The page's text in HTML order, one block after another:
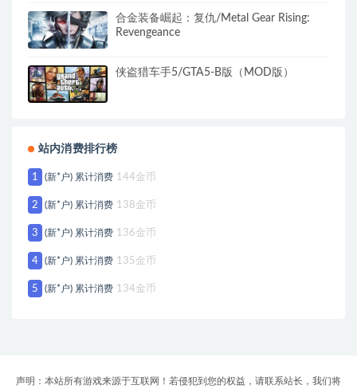
合金装备崛起：复仇/Metal Gear Rising:
Revengeance
侠盗猎车手5/GTA5-B版（MOD版）
站内消费排行榜
1 (新*户) 累计消费 144金币
2 (新*户) 累计消费 138金币
3 (新*户) 累计消费 136金币
4 (新*户) 累计消费 135金币
5 (新*户) 累计消费 134金币
声明：本站所有游戏来源于互联网！若侵犯到您的权益，请联系站长，我们将